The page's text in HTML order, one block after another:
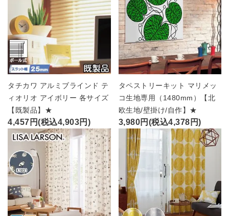
タチカワ アルミブラインド テ
ィオリオ アイボリー 各サイズ
【既製品】★
4,457円(税込4,903円)
タペストリーキット マリメッ
コ生地専用（1480mm）【北
欧生地/壁掛け/自作】★
3,980円(税込4,378円)